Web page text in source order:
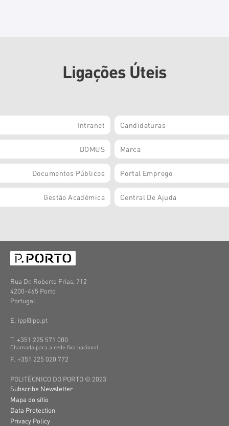
Ligações Úteis
Intranet Candidaturas
DOMUS Marca
Documentos Públicos Portal Emprego
Gestão Académica Central De Ajuda
Rua Dr. Roberto Frias, 712
4200-465 Porto
Portugal
E. ipp@ipp.pt
T. +351 225 571 000
Chamada para a rede fixa nacional
F. +351 225 020 772
POLITÉCNICO DO PORTO © 2023
Subscribe Newsletter
Mapa do sítio
Data Protection
Privacy Policy